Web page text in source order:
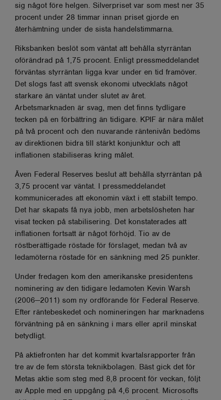
sig något före helgen. Silverpriset var som mest ner 35
procent under 28 timmar innan priset gjorde en
återhämtning under de sista handelstimmarna.
Riksbanken beslöt som väntat att behålla styrräntan
oförändrad på 1,75 procent. Enligt pressmeddelandet
förväntas styrräntan ligga kvar under en tid framöver.
Det slogs fast att svensk ekonomi utvecklats något
starkare än väntat under slutet av året.
Arbetsmarknaden är svag, men det finns tydligare
tecken på en förbättring än tidigare. KPIF är nära målet
på två procent och den nuvarande räntenivån bedöms
av direktionen bidra till stärkt konjunktur och att
inflationen stabiliseras kring målet.
Även Federal Reserves beslut att behålla styrräntan på
3,75 procent var väntat. I pressmeddelandet
kommunicerades att ekonomin växt i ett stabilt tempo.
Det har skapats få nya jobb, men arbetslösheten har
visat tecken på stabilisering. Det konstaterades att
inflationen fortsatt är något förhöjd. Tio av de
röstberättigade röstade för förslaget, medan två av
ledamöterna röstade för en sänkning med 25 punkter.
Under fredagen kom den amerikanske presidentens
nominering av den tidigare ledamoten Kevin Warsh
(2006—2011) som ny ordförande för Federal Reserve.
Efter räntebeskedet och nomineringen har marknadens
förväntning på en sänkning i mars eller april minskat
betydligt.
På aktiefronten har det kommit kvartalsrapporter från
tre av de fem största teknikbolagen. Bäst gick det för
Metas aktie som steg med 8,8 procent för veckan, följt
av Apple med en uppgång på 4,6 procent. Microsofts